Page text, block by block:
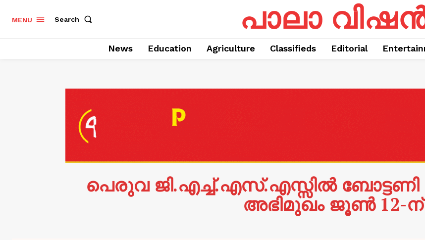
MENU Search പാലാ
News Education Agriculture Classifieds Editorial
പെരുവ ജി.എച്ച്.എസ്.എസ്സിൽ
അഭിമുഖം ജൂൺ 12-ന്